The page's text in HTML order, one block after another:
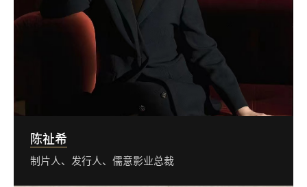
陈祉希
制片人、发行人、儒意影业总裁